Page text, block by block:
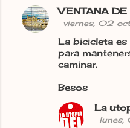
VENTANA DE
viernes, 02
La bicicleta
para
caminar.
Besos
La